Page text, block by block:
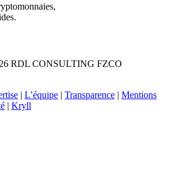
RDL CONSULTING FZCO
| L’équipe | Transparence | Mentions
| Kryll